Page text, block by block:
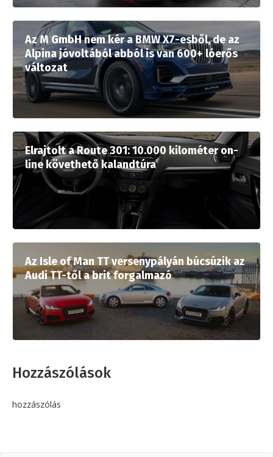
Az M GmbH nem kér a BMW X7-esből, de az
Alpina jóvoltából abból is van 600+ lóerős
változat
Elrajtolt a Route 301: 10.000 kilométer on-
line követhető kalandtúra
Az Isle of Man TT versenypályán búcsúzik az
Audi TT-től a brit forgalmazó
Hozzászólások
hozzászólás